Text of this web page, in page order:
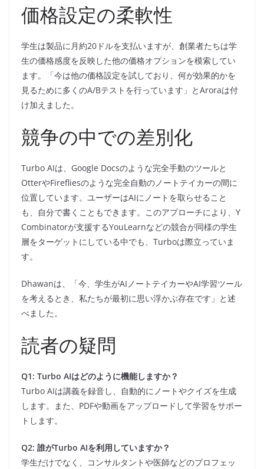
価格設定の柔軟性
学生は製品に月約20ドルを支払いますが、創業者たちは学
生の価格感度を反映した他の価格オプションを模索してい
ます。「今は他の価格設定を試しており、何が効果的かを
見るために多くのA/Bテストを行っています」とAroraは付
け加えました。
競争の中での差別化
Turbo AIは、Google Docsのような完全手動のツールと
OtterやFirefliesのような完全自動のノートテイカーの間に
位置しています。ユーザーはAIにノートを取らせること
も、自分で書くこともできます。このアプローチにより、Y
Combinatorが支援するYouLearnなどの競合が同様の学生
層をターゲットにしている中でも、Turboは際立っていま
す。
Dhawanは、「今、学生がAIノートテイカーやAI学習ツール
を考えるとき、私たちが最初に思い浮かぶ存在です」と述
べました。
読者の疑問
Q1: Turbo AIはどのように機能しますか？
Turbo AIは講義を録音し、自動的にノートやクイズを生成
します。また、PDFや動画をアップロードして学習をサポー
トします。
Q2: 誰がTurbo AIを利用していますか？
学生だけでなく、コンサルタントや医師などのプロフェッ